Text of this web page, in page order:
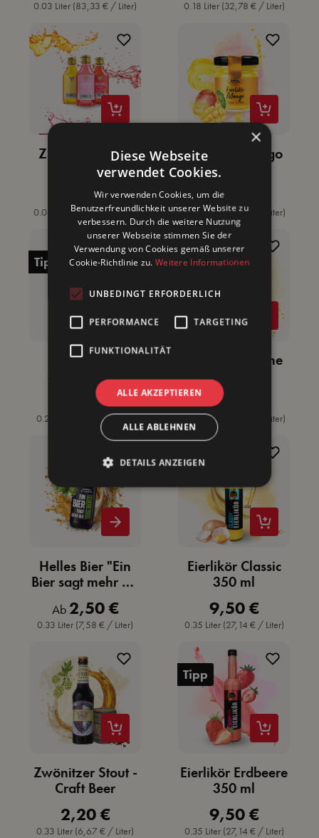
0.03 Liter (83,33 € / Liter) 0.18 Liter (32,78 € / Liter)
Zickengold (3 x
20 ml)
0.06 Liter(75,00 € / Liter)
Regulärer Preis:
4,50 €
Eierlikör Mango
Mini Glas
0.03 Liter(83,33 € / Liter)
Regulärer Preis:
2,50 €
Tipp
Altenburger
Senflikör mit
Orange
0.2 Liter (59,50 € / Liter)
Regulärer Preis:
11,90 €
Eierlikör Zitrone
Mini Glas
0.03 Liter (83,33 € / Liter)
Regulärer Preis:
2,50 €
Helles Bier "Ein
Bier sagt mehr als
0.33 Liter (7,58 € / Liter)
Regulärer Preis:
Ab 2,50 €
Eierlikör Classic
350 ml
0.35 Liter (27,14 € / Liter)
Regulärer Preis:
9,50 €
Zwönitzer Stout -
Craft Beer
0.33 Liter (6,67 € / Liter)
Regulärer Preis:
2,20 €
Tipp
Eierlikör Erdbeere
350 ml
0.35 Liter (27,14 € / Liter)
Regulärer Preis:
9,50 €
×
Diese Webseite
verwendet Cookies.
Wir verwenden Cookies, um die
Benutzerfreundlichkeit unserer Website zu
verbessern. Durch die weitere Nutzung
unserer Webseite stimmen Sie der
Verwendung von Cookies gemäß unserer
Cookie-Richtlinie zu.Weitere Informationen
UNBEDINGT ERFORDERLICH
PERFORMANCE TARGETING
FUNKTIONALITÄT
ALLE AKZEPTIEREN
ALLE ABLEHNEN
DETAILS ANZEIGEN